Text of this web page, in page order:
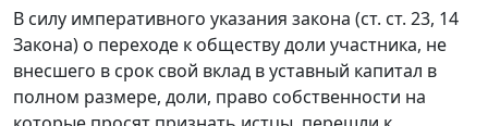
В силу императивного указания закона (ст. ст. 23, 14
Закона) о переходе к обществу доли участника, не
внесшего в срок свой вклад в уставный капитал в
полном размере, доли, право собственности на